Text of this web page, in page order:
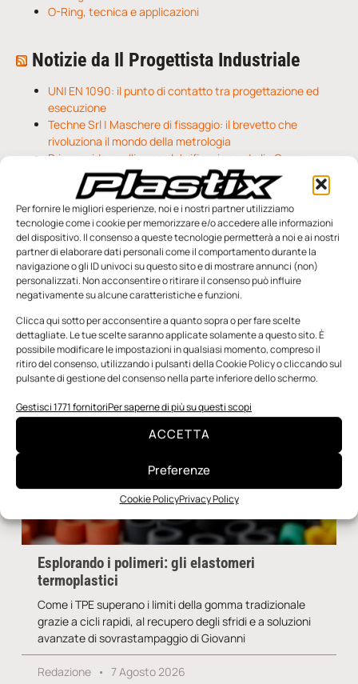
Per fornire le migliori esperienze, noi e i nostri partner utilizziamo
tecnologie come i cookie per memorizzare e/o accedere alle informazioni
del dispositivo. Il consenso a queste tecnologie permetterà a noi e ai nostri
partner di elaborare dati personali come il comportamento durante la
navigazione o gli ID univoci su questo sito e di mostrare annunci (non)
personalizzati. Non acconsentire o ritirare il consenso può influire
negativamente su alcune caratteristiche e funzioni.
Clicca qui sotto per acconsentire a quanto sopra o per fare scelte
dettagliate. Le tue scelte saranno applicate solamente a questo sito. È
possibile modificare le impostazioni in qualsiasi momento, compreso il
ritiro del consenso, utilizzando i pulsanti della Cookie Policy o cliccando sul
pulsante di gestione del consenso nella parte inferiore dello schermo.
Gestisci 1771 fornitoriPer saperne di più su questi scopi
ACCETTA
Preferenze
Cookie PolicyPrivacy Policy
O-Ring, tecnica e applicazioni
Notizie da Il Progettista Industriale
UNI EN 1090: il punto di contatto tra progettazione ed
esecuzione
Techne Srl | Maschere di fissaggio: il brevetto che
rivoluziona il mondo della metrologia
Prima guida a rulli senza lubrificazione: drylin C per
regolazioni fluide
TI POTREBBERO
INTERESSARE
Esplorando i polimeri: gli elastomeri
termoplastici
Come i TPE superano i limiti della gomma tradizionale
grazie a cicli rapidi, al recupero degli sfridi e a soluzioni
avanzate di sovrastampaggio di Giovanni
Redazione 7 Agosto 2026